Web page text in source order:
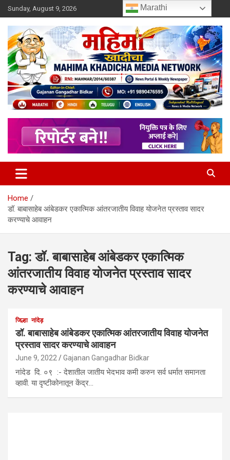
Skip
to
content
Sunday, August 9, 2026
Mahimakhadicha
Home
डॉ. बाबासाहेब आंबेडकर एकात्मिक आंतरजातीय विवाह योजनेत प्रस्ताव सादर
करण्याचे आवाहन
Tag:डॉ. बाबासाहेब आंबेडकर एकात्मिक
आंतरजातीय विवाह योजनेत प्रस्ताव सादर
करण्याचे आवाहन
जिल्हा नांदेड़
डॉ. बाबासाहेब आंबेडकर एकात्मिक आंतरजातीय विवाह योजनेत
प्रस्ताव सादर करण्याचे आवाहन
June 9, 2022 Gajanan Gangadhar Bidkar
नांदेड दि. ०९ :- देशातील जातीय भेदभाव कमी करुन सर्व धर्मात समानता
व्हावी. या दृष्टीकोनातून केंद्र…
Marathi